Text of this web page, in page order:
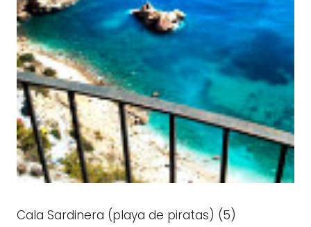
Cala Sardinera (playa de piratas) (5)